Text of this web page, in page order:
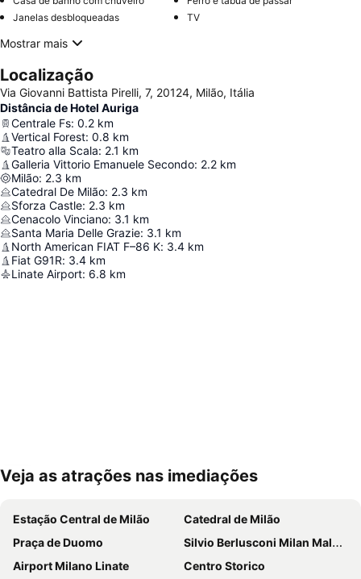
Janelas desbloqueadas
TV
Mostrar mais
Localização
Via Giovanni Battista Pirelli, 7, 20124, Milão, Itália
Distância de Hotel Auriga
Centrale Fs: 0.2 km
Vertical Forest: 0.8 km
Teatro alla Scala: 2.1 km
Galleria Vittorio Emanuele Secondo: 2.2 km
Milão: 2.3 km
Catedral De Milão: 2.3 km
Sforza Castle: 2.3 km
Cenacolo Vinciano: 3.1 km
Santa Maria Delle Grazie: 3.1 km
North American FIAT F–86 K: 3.4 km
Fiat G91R: 3.4 km
Linate Airport: 6.8 km
Ampliar mapa
Veja as atrações nas imediações
Estação Central de Milão
Catedral de Milão
Praça de Duomo
Silvio Berlusconi Milan Malpensa Airport
Airport Milano Linate
Centro Storico